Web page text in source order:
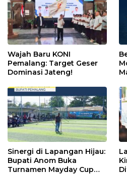
Wajah Baru KONI
Pemalang: Target Geser
Dominasi Jateng!
Sinergi di Lapangan Hijau:
Bupati Anom Buka
Turnamen Mayday Cup